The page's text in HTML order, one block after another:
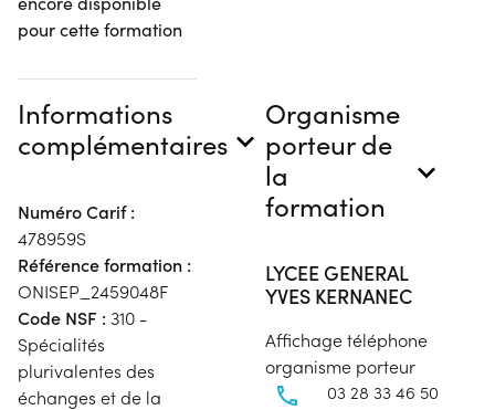
pour cette formation
Informations
complémentaires
Numéro Carif :
478959S
Référence formation :
ONISEP_2459048F
Code NSF : 310 -
Spécialités
plurivalentes des
échanges et de la
Organisme
porteur de
la
formation
LYCEE GENERAL
YVES KERNANEC
Affichage téléphone
organisme porteur
03 28 33 46 50